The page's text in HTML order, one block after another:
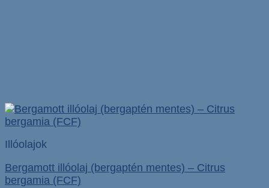
Illóolajok
Bergamott illóolaj (bergaptén mentes) – Citrus
bergamia (FCF)